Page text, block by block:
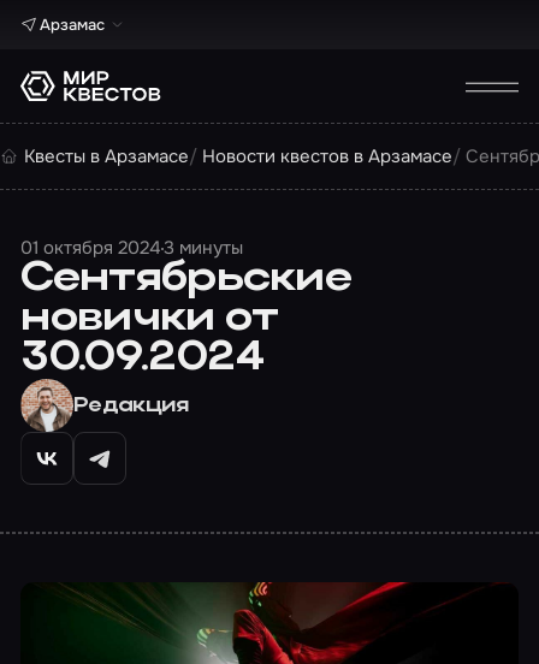
Арзамас
Квесты в Арзамасе Новости квестов в Арзамасе
01 октября 20243 минуты
Сентябрьские
новички от
30.09.2024
Редакция